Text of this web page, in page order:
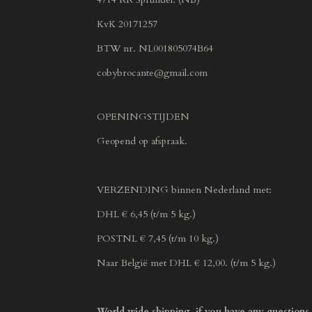
KvK 20171257
BTW nr. NL001805074B64
cobybrocante@gmail.com
OPENINGSTIJDEN
Geopend op afspraak.
VERZENDING binnen Nederland met:
DHL € 6,45 (t/m 5 kg.)
POSTNL € 7,45 (t/m 10 kg.)
Naar België met DHL € 12,00. (t/m 5 kg.)